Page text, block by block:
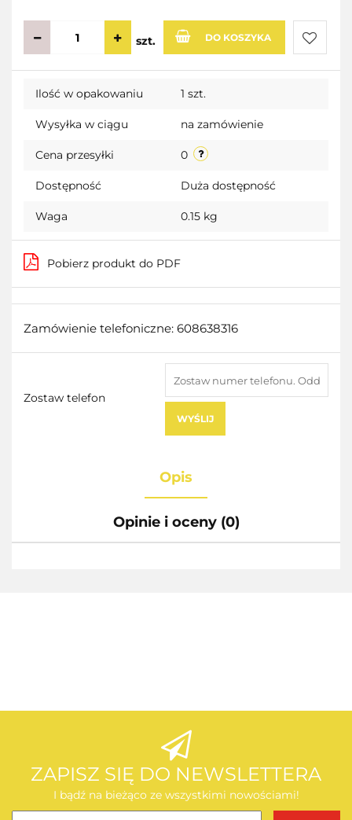
szt. DO KOSZYKA
Do
Ilość w opakowaniu 1 szt.
Wysyłka w ciągu na zamówienie
Cena przesyłki 0
Dostępność Duża dostępność
Waga 0.15 kg
Pobierz produkt do PDF
Zamówienie telefoniczne: 608638316
Zostaw telefon
WYŚLIJ
Opis
Opinie i oceny (0)
AEG
ZAPISZ SIĘ DO NEWSLETTERA
I bądź na bieżąco ze wszystkimi nowościami!